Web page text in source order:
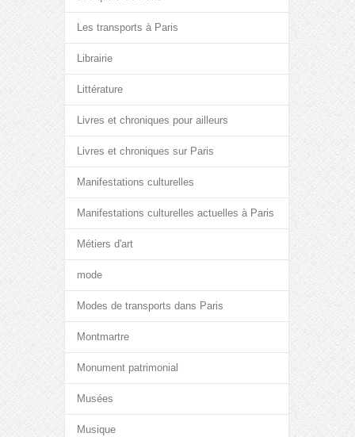
Les transports à Paris
Librairie
Littérature
Livres et chroniques pour ailleurs
Livres et chroniques sur Paris
Manifestations culturelles
Manifestations culturelles actuelles à Paris
Métiers d'art
mode
Modes de transports dans Paris
Montmartre
Monument patrimonial
Musées
Musique